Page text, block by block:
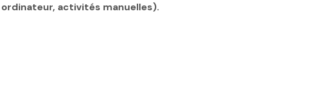
activités manuelles).